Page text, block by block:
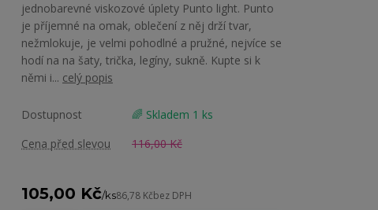
jednobarevné viskozové úplety Punto light. Punto
je příjemné na omak, oblečení z něj drží tvar,
nežmlokuje, je velmi pohodlné a pružné, nejvíce se
hodí na na šaty, trička, legíny, sukně. Kupte si k
němi i... celý popis
Dostupnost
🌈 Skladem 1 ks
Cena před slevou
116,00 Kč
105,00 Kč/ks86,78 Kčbez DPH